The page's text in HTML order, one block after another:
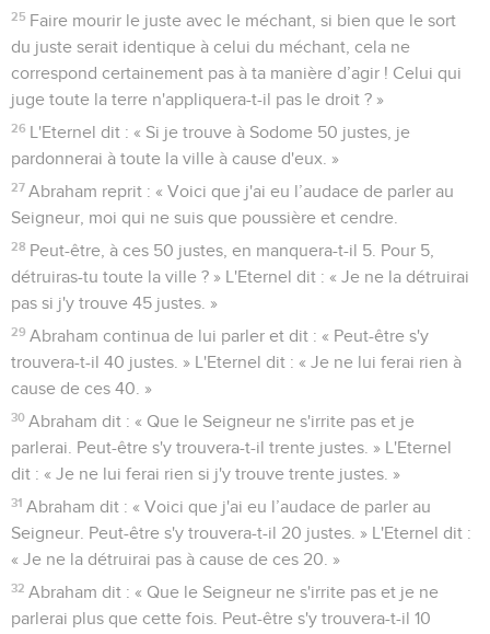
25 Faire mourir le juste avec le méchant, si bien que le sort
du juste serait identique à celui du méchant, cela ne
correspond certainement pas à ta manière d’agir ! Celui qui
juge toute la terre n'appliquera-t-il pas le droit ? »
26 L'Eternel dit : « Si je trouve à Sodome 50 justes, je
pardonnerai à toute la ville à cause d'eux. »
27 Abraham reprit : « Voici que j'ai eu l’audace de parler au
Seigneur, moi qui ne suis que poussière et cendre.
28 Peut-être, à ces 50 justes, en manquera-t-il 5. Pour 5,
détruiras-tu toute la ville ? » L'Eternel dit : « Je ne la détruirai
pas si j'y trouve 45 justes. »
29 Abraham continua de lui parler et dit : « Peut-être s'y
trouvera-t-il 40 justes. » L'Eternel dit : « Je ne lui ferai rien à
cause de ces 40. »
30 Abraham dit : « Que le Seigneur ne s'irrite pas et je
parlerai. Peut-être s'y trouvera-t-il trente justes. » L'Eternel
dit : « Je ne lui ferai rien si j'y trouve trente justes. »
31 Abraham dit : « Voici que j'ai eu l’audace de parler au
Seigneur. Peut-être s'y trouvera-t-il 20 justes. » L'Eternel dit :
« Je ne la détruirai pas à cause de ces 20. »
32 Abraham dit : « Que le Seigneur ne s'irrite pas et je ne
parlerai plus que cette fois. Peut-être s'y trouvera-t-il 10